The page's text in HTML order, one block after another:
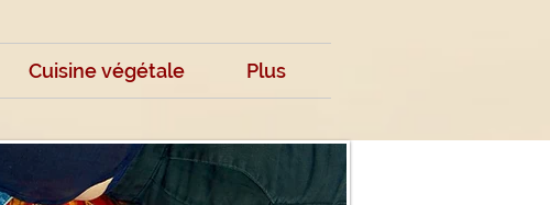
Cuisine végétale Plus